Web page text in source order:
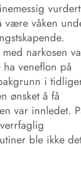
være våken
narkosen
veneflon på
i
ønsket å få
var innledet.
ble ikke